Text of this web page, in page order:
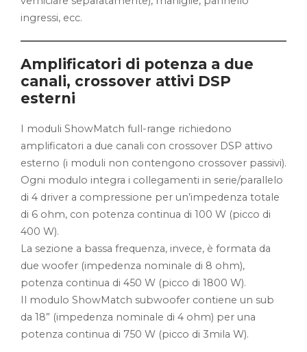
ingressi, ecc.
Amplificatori di potenza a due
canali, crossover attivi DSP
esterni
I moduli ShowMatch full-range richiedono
amplificatori a due canali con crossover DSP attivo
esterno (i moduli non contengono crossover passivi).
Ogni modulo integra i collegamenti in serie/parallelo
di 4 driver a compressione per un’impedenza totale
di 6 ohm, con potenza continua di 100 W (picco di
400 W).
La sezione a bassa frequenza, invece, è formata da
due woofer (impedenza nominale di 8 ohm),
potenza continua di 450 W (picco di 1800 W).
Il modulo ShowMatch subwoofer contiene un sub
da 18” (impedenza nominale di 4 ohm) per una
potenza continua di 750 W (picco di 3mila W).